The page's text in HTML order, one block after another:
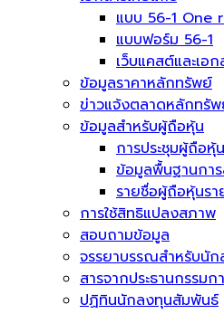
แบบ 56-1 One
แบบฟอร์ม 56-1
เว็บแคสต์และเอ
ข้อมูลราคาหลักทรัพย์
ข่าวแจ้งตลาดหลักทรั
ข้อมูลสำหรับผู้ถือหุ้น
การประชุมผู้ถือหุ้น
ข้อมูลพื้นฐานกา
รายชื่อผู้ถือหุ้นร
การใช้สิทธิแปลงสภาพ
สอบถามข้อมูล
จรรยาบรรณสำหรับนั
สารจากประธานกรรมก
ปฏิทินนักลงทุนสัมพันธ์